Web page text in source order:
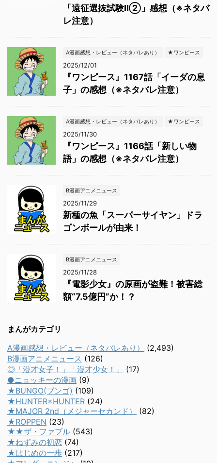
「遠征選抜試験Ⅱ②」感想（※ネタバ
レ注意）
A漫画感想・レビュー（ネタバレあり） ★ワンピース
2025/12/01
『ワンピース』1167話「イーダの息
子」の感想（※ネタバレ注意）
A漫画感想・レビュー（ネタバレあり） ★ワンピース
2025/11/30
『ワンピース』1166話「新しい物
語」の感想（※ネタバレ注意）
B漫画アニメニュース
2025/11/29
新種の魚「スーパーサイヤン」ドラ
ゴンボールが由来！
B漫画アニメニュース
2025/11/28
『電影少女』の原画が盗難！被害総
額“7.5億円”か！？
まんがカテゴリ
A漫画感想・レビュー（ネタバレあり）
(2,493)
B漫画アニメニュース (126)
◎「漫才女子！」「漫才少女！」
(17)
●ニョッキーの漫画 (9)
★BUNGO(ブンゴ) (109)
★HUNTER×HUNTER (24)
★MAJOR 2nd（メジャーセカンド）
(82)
★ROPPEN (23)
★★ザ・ファブル (543)
★ねずみの初恋 (74)
★はじめの一歩 (217)